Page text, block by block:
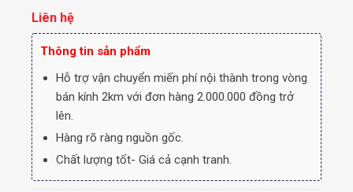
Liên hệ
Thông tin sản phẩm
Hỗ trợ vận chuyển miến phí nội thành trong vòng
bán kính 2km với đơn hàng 2.000.000 đồng trở
lên.
Hàng rõ ràng nguồn gốc.
Chất lượng tốt- Giá cả cạnh tranh.